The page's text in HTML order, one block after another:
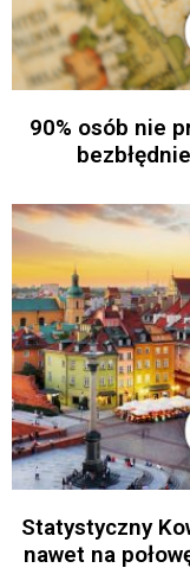
90% osób nie
Statystyczny
nawet na